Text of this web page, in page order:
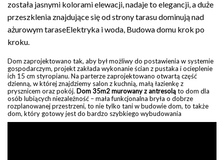
została jasnymi kolorami elewacji, nadaje to elegancji, a duże
przeszklenia znajdujące się od strony tarasu dominują nad
ażurowym taraseElektryka i woda, Budowa domu krok po
kroku.
Dom zaprojektowano tak, aby był możliwy do postawienia w systemie
gospodarczym, projekt zakłada wykonanie ścian z pustaka i ocieplenie
ich 15 cm styropianu. Na parterze zaprojektowano otwartą część
dzienną, w której znajdziemy salon z kuchnią, małą łazienkę z
prysznicem oraz pokój. Dom 35m2 murowany z antresoląto dom dla
osób lubiących niezależność – mała funkcjonalna bryła o dobrze
rozplanowanej przestrzeni, to nie tylko tani w budowie dom, to także
dom, który gotowy jest do bardzo szybkiego wybudowania